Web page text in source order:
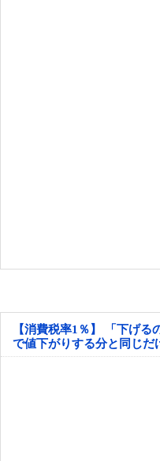
【消費税率1％】 「下げ
で値下がりする分と同じだ
えない店も